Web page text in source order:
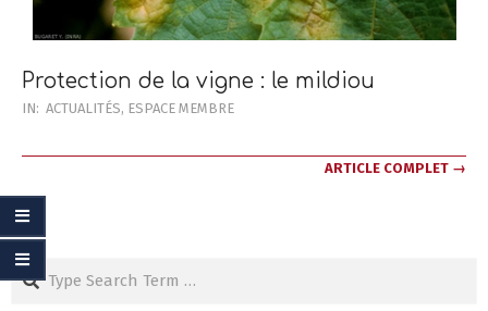
Protection de la vigne : le mildiou
2020-
16
IN: ACTUALITÉS, ESPACE MEMBRE
ARTICLE COMPLET →
Search